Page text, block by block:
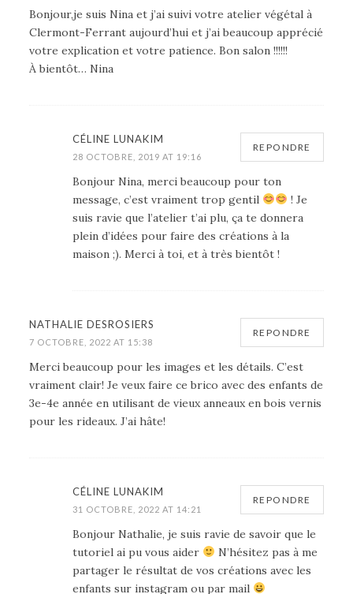
Bonjour,je suis Nina et j’ai suivi votre atelier végétal à
Clermont-Ferrant aujourd’hui et j’ai beaucoup apprécié
votre explication et votre patience. Bon salon !!!!!!
À bientôt… Nina
REPONDRE
CÉLINE LUNAKIM
28 OCTOBRE, 2019 AT 19:16
Bonjour Nina, merci beaucoup pour ton
message, c’est vraiment trop gentil
! Je
suis ravie que l’atelier t’ai plu, ça te donnera
plein d’idées pour faire des créations à la
maison ;). Merci à toi, et à très bientôt !
REPONDRE
NATHALIE DESROSIERS
7 OCTOBRE, 2022 AT 15:38
Merci beaucoup pour les images et les détails. C’est
vraiment clair! Je veux faire ce brico avec des enfants de
3e-4e année en utilisant de vieux anneaux en bois vernis
pour les rideaux. J’ai hâte!
REPONDRE
CÉLINE LUNAKIM
31 OCTOBRE, 2022 AT 14:21
Bonjour Nathalie, je suis ravie de savoir que le
tutoriel ai pu vous aider
N’hésitez pas à me
partager le résultat de vos créations avec les
enfants sur instagram ou par mail